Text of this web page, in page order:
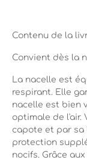
Contenu de la
Convient dès la
La nacelle est
respirant. Elle
nacelle est bien
optimale de l'air.
capote et par sa
protection
nocifs. Grâce